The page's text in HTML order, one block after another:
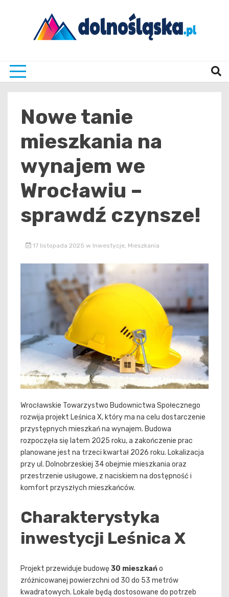
Nowe tanie
mieszkania na
wynajem we
Wrocławiu –
sprawdź czynsze!
17 listopada 2025 w Inwestycje, Mieszkania
Wrocławskie Towarzystwo Budownictwa Społecznego
rozwija projekt Leśnica X, który ma na celu dostarczenie
przystępnych mieszkań na wynajem. Budowa
rozpoczęła się latem 2025 roku, a zakończenie prac
planowane jest na trzeci kwartał 2026 roku. Lokalizacja
przy ul. Dolnobrzeskiej 34 obejmie mieszkania oraz
przestrzenie usługowe, z naciskiem na dostępność i
komfort przyszłych mieszkańców.
Charakterystyka
inwestycji Leśnica X
Projekt przewiduje budowę30 mieszkańo
zróżnicowanej powierzchni od 30 do 53 metrów
kwadratowych. Lokale będą dostosowane do potrzeb